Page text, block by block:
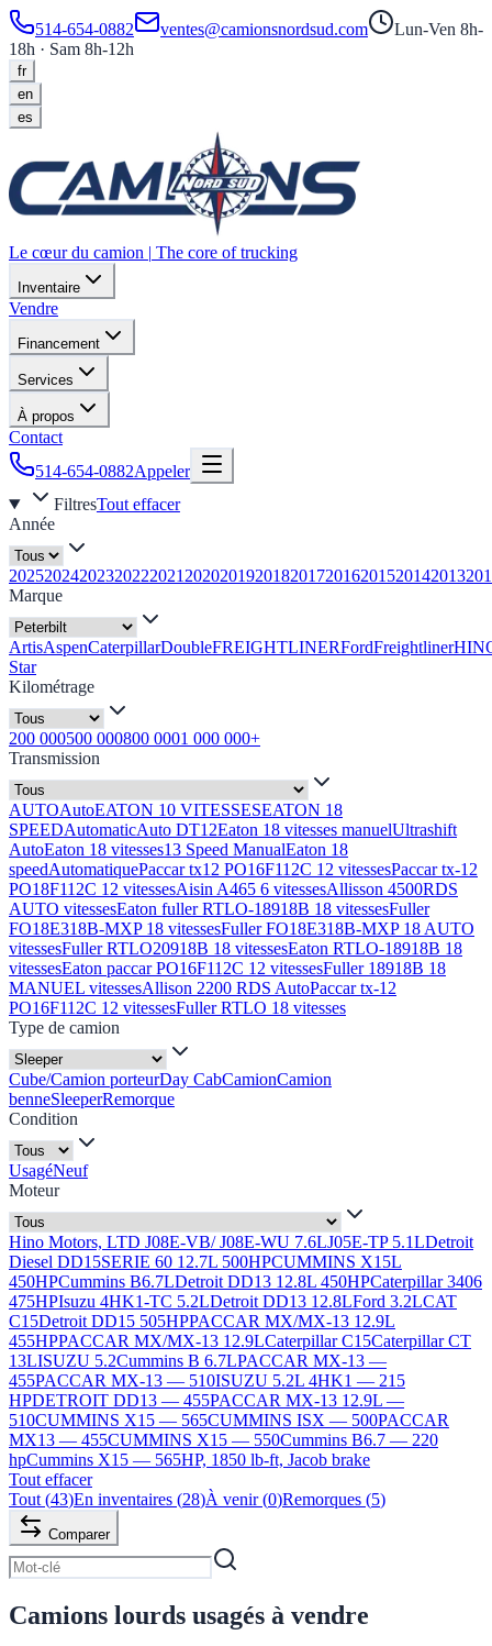
514-654-0882 ventes@camionsnordsud.com
Lun-Ven 8h-
18h · Sam 8h-12h
fr
en
es
Le cœur du camion | The core of trucking
Inventaire
Vendre
Financement
Services
À propos
Contact
514-654-0882Appeler
FiltresTout effacer
Année
20252024202320222021 20202019201820172016201520142013
Marque
ArtisAspenCaterpillarDoubleFREIGHTLINERFordFreightliner
Star
Kilométrage
200 000500 000800 0001 000 000+
Transmission
AUTOAutoEATON 10 VITESSESEATON 18
SPEEDAutomaticAuto DT12Eaton 18 vitesses manuelUltrashift
AutoEaton 18 vitesses13 Speed ManualEaton 18
speedAutomatiquePaccar tx12 PO16F112C 12 vitessesPaccar tx-12
PO18F112C 12 vitessesAisin A465 6 vitessesAllisson 4500RDS
AUTO vitessesEaton fuller RTLO-18918B 18 vitessesFuller
FO18E318B-MXP 18 vitessesFuller FO18E318B-MXP 18 AUTO
vitessesFuller RTLO20918B 18 vitessesEaton RTLO-18918B 18
vitessesEaton paccar PO16F112C 12 vitessesFuller 18918B 18
MANUEL vitessesAllison 2200 RDS AutoPaccar tx-12
PO16F112C 12 vitessesFuller RTLO 18 vitesses
Type de camion
Cube/Camion porteurDay CabCamionCamion
benneSleeperRemorque
Condition
UsagéNeuf
Moteur
Hino Motors, LTD J08E-VB/ J08E-WU 7.6LJ05E-TP 5.1LDetroit
Diesel DD15SERIE 60 12.7L 500HPCUMMINS X15L
450HPCummins B6.7LDetroit DD13 12.8L 450HPCaterpillar 3406
475HPIsuzu 4HK1-TC 5.2LDetroit DD13 12.8LFord 3.2LCAT
C15Detroit DD15 505HPPACCAR MX/MX-13 12.9L
455HPPACCAR MX/MX-13 12.9LCaterpillar C15Caterpillar CT
13LISUZU 5.2Cummins B 6.7LPACCAR MX-13 —
455PACCAR MX-13 — 510ISUZU 5.2L 4HK1 — 215
HPDETROIT DD13 — 455PACCAR MX-13 12.9L —
510CUMMINS X15 — 565CUMMINS ISX — 500PACCAR
MX13 — 455CUMMINS X15 — 550Cummins B6.7 — 220
hpCummins X15 — 565HP, 1850 lb-ft, Jacob brake
Tout effacer
Tout (43)En inventaires (28)À venir (0)Remorques (5)
Comparer
Camions lourds usagés à vendre